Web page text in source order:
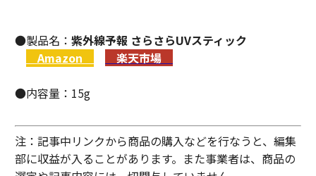
●製品名： 紫外線予報 さらさらUVスティック
Amazon
楽天市場
●内容量：15g
注：記事中リンクから商品の購入などを行なうと、編集
部に収益が入ることがあります。また事業者は、商品の